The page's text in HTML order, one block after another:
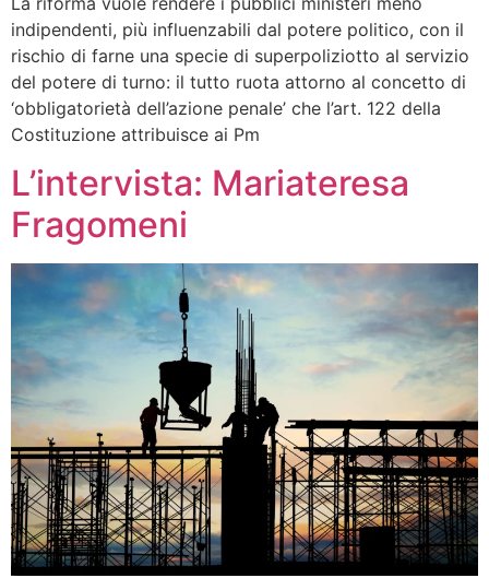
indipendenti, più influenzabili dal potere politico, con il
rischio di farne una specie di superpoliziotto al servizio
del potere di turno: il tutto ruota attorno al concetto di
‘obbligatorietà dell’azione penale’ che l’art. 122 della
Costituzione attribuisce ai Pm
L’intervista: Mariateresa
Fragomeni